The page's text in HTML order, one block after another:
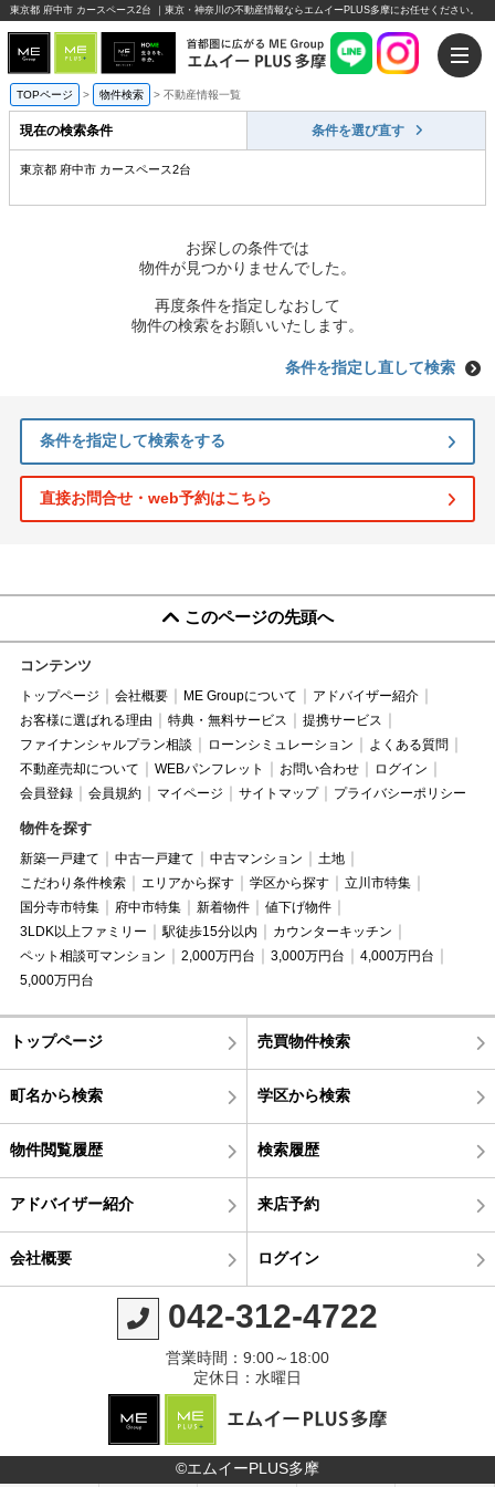
東京都 府中市 カースペース2台 ｜東京・神奈川の不動産情報ならエムイーPLUS多摩にお任せください。
TOPページ > 物件検索 > 不動産情報一覧
現在の検索条件 条件を選び直す
東京都 府中市 カースペース2台
お探しの条件では
物件が見つかりませんでした。
再度条件を指定しなおして
物件の検索をお願いいたします。
条件を指定し直して検索
条件を指定して検索をする
直接お問合せ・web予約はこちら
このページの先頭へ
コンテンツ
トップページ 会社概要 ME Groupについて
アドバイザー紹介
お客様に選ばれる理由
特典・無料サービス
提携サービス
ファイナンシャルプラン相談
ローンシミュレーション
よくある質問
不動産売却について
WEBパンフレット お問い合わせ
ログイン
会員登録
会員規約 マイページ サイトマップ プライバシーポリシー
物件を探す
新築一戸建て 中古一戸建て 中古マンション
土地
こだわり条件検索
エリアから探す 学区から探す
立川市特集
国分寺市特集
府中市特集 新着物件
値下げ物件
3LDK以上ファミリー
駅徒歩15分以内
カウンターキッチン
ペット相談可マンション
2,000万円台 3,000万円台
4,000万円台
5,000万円台
トップページ 売買物件検索
町名から検索 学区から検索
物件閲覧履歴 検索履歴
アドバイザー紹介 来店予約
会社概要 ログイン
042-312-4722
営業時間：9:00～18:00
定休日：水曜日
©エムイーPLUS多摩